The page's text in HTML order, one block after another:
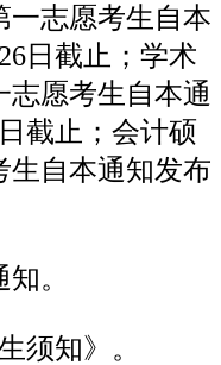
一志愿考生自本
日截止；学术
志愿考生自本通
截止；会计硕
生自本通知发布
知。
须知》。